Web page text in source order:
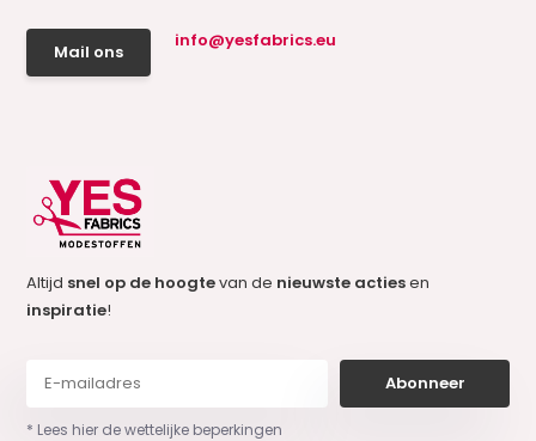
Mail ons
info@yesfabrics.eu
Altijd snel op de hoogtevan de nieuwste actiesen
inspiratie!
Abonneer
* Lees hier de wettelijke beperkingen